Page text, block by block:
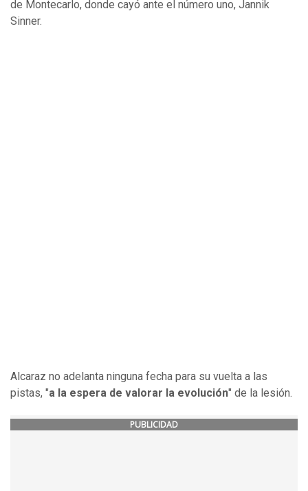
de Montecarlo, donde cayó ante el número uno, Jannik
Sinner.
Alcaraz no adelanta ninguna fecha para su vuelta a las
pistas, "a la espera de valorar la evolución" de la lesión.
PUBLICIDAD